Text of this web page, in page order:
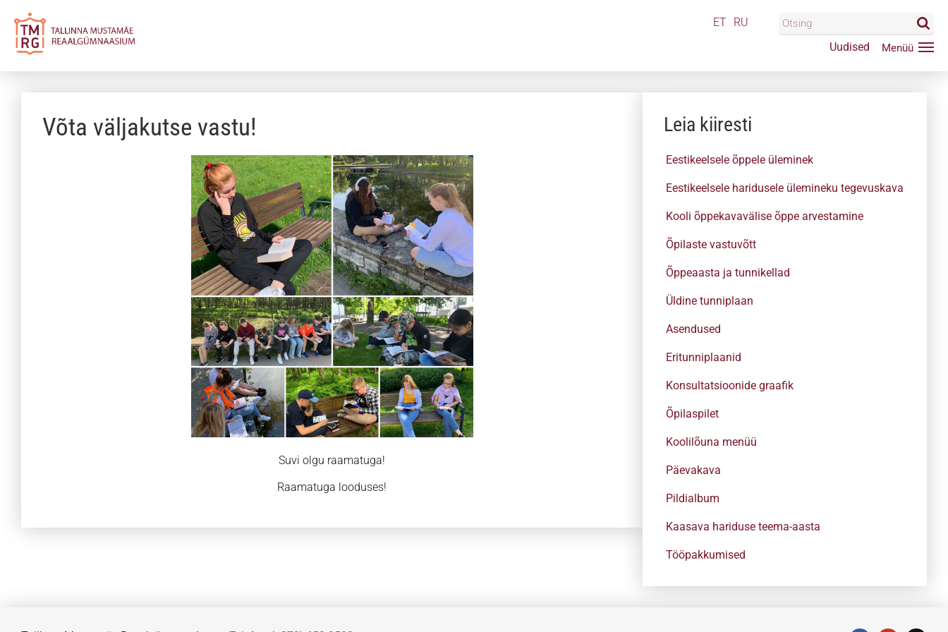
ET RU
Uudised
Võta väljakutse vastu!
Suvi olgu raamatuga!
Raamatuga looduses!
Leia kiiresti
Eestikeelsele õppele üleminek
Eestikeelsele haridusele ülemineku tegevuskava
Kooli õppekavavälise õppe arvestamine
Õpilaste vastuvõtt
Õppeaasta ja tunnikellad
Üldine tunniplaan
Asendused
Eritunniplaanid
Konsultatsioonide graafik
Õpilaspilet
Koolilõuna menüü
Päevakava
Pildialbum
Kaasava hariduse teema-aasta
Tööpakkumised